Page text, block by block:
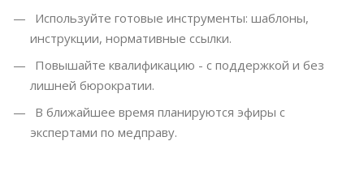
Используйте готовые инструменты: шаблоны,
инструкции, нормативные ссылки.
Повышайте квалификацию - с поддержкой и без
лишней бюрократии.
В ближайшее время планируются эфиры с
экспертами по медправу.